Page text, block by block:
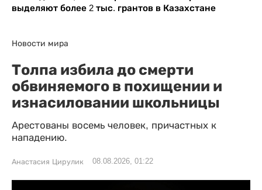
выделяют более 2 тыс. грантов в Казахстане
Новости мира
Толпа избила до смерти
обвиняемого в похищении и
изнасиловании школьницы
Арестованы восемь человек, причастных к
нападению.
Анастасия Цирулик 08.08.2026, 01:22